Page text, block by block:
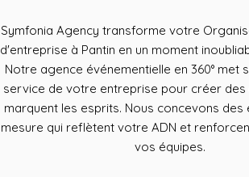
Symfonia Agency transforme votre
d'entreprise à Pantin en un moment
Notre agence événementielle en 360° met
service de votre entreprise pour créer des
marquent les esprits. Nous concevons des
mesure qui reflètent votre ADN et
vos équipes.